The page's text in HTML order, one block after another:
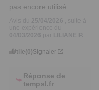
pas encore utilisé
Utile(0)Signaler
Réponse de
tempsl.fr